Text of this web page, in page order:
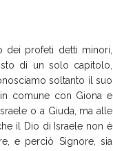
dei profeti detti minori,
di un solo capitolo,
soltanto il suo
comune con Giona e
o a Giuda, ma alle
il Dio di Israele non è
e perciò Signore, sia